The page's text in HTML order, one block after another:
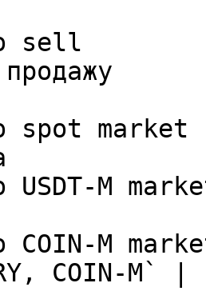
sell
продажу
spot market
USDT-M
COIN-M
COIN-M` |